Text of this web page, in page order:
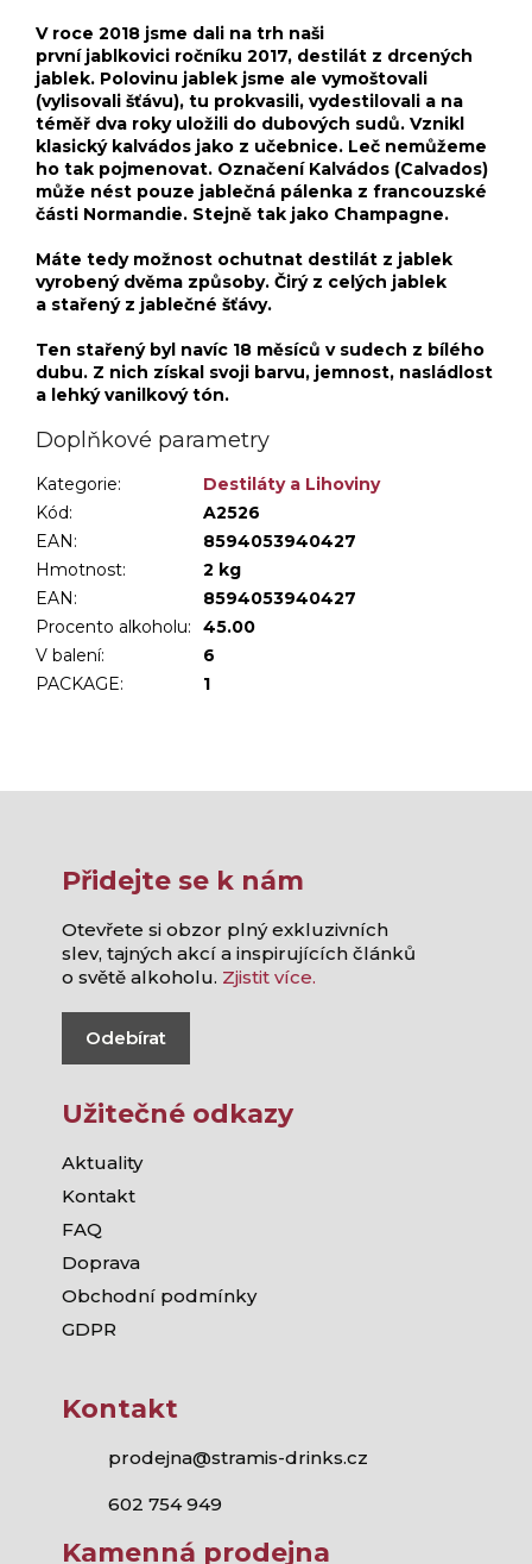
V roce 2018 jsme dali na trh naši
první jablkovici ročníku 2017, destilát z drcených
jablek. Polovinu jablek jsme ale vymoštovali
(vylisovali šťávu), tu prokvasili, vydestilovali a na
téměř dva roky uložili do dubových sudů. Vznikl
klasický kalvádos jako z učebnice. Leč nemůžeme
ho tak pojmenovat. Označení Kalvádos (Calvados)
může nést pouze jablečná pálenka z francouzské
části Normandie. Stejně tak jako Champagne.
Máte tedy možnost ochutnat destilát z jablek
vyrobený dvěma způsoby. Čirý z celých jablek
a stařený z jablečné šťávy.
Ten stařený byl navíc 18 měsíců v sudech z bílého
dubu. Z nich získal svoji barvu, jemnost, nasládlost
a lehký vanilkový tón.
Doplňkové parametry
Kategorie:
Destiláty a Lihoviny
Kód:
A2526
EAN:
8594053940427
Hmotnost:
2 kg
EAN:
8594053940427
Procento alkoholu:
45.00
V balení:
6
PACKAGE: 1
Přidejte se k nám
Otevřete si obzor plný exkluzivních
slev, tajných akcí a inspirujících článků
o světě alkoholu. Zjistit více.
Odebírat
Užitečné odkazy
Aktuality
Kontakt
FAQ
Doprava
Obchodní podmínky
GDPR
Kontakt
prodejna@stramis-drinks.cz
602 754 949
Kamenná prodejna